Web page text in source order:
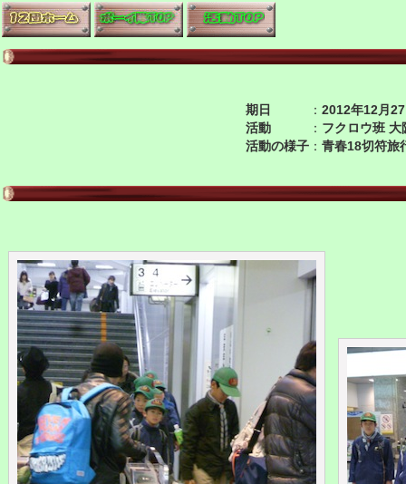
期日 ： 2012年12月
活動
： フクロウ班 大
活動の様子 ： 青春18切符旅